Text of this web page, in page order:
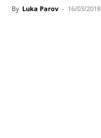
By Luka Parov - 16/03/2018